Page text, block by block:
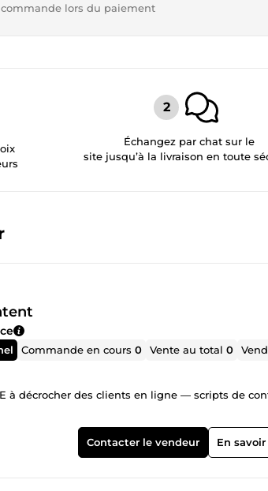
lors du paiement
Échangez par chat sur le
site jusqu’à la livraison en toute
Commande en cours0 Vente au total0
à décrocher des clients en ligne — scripts de
Contacter le vendeur En